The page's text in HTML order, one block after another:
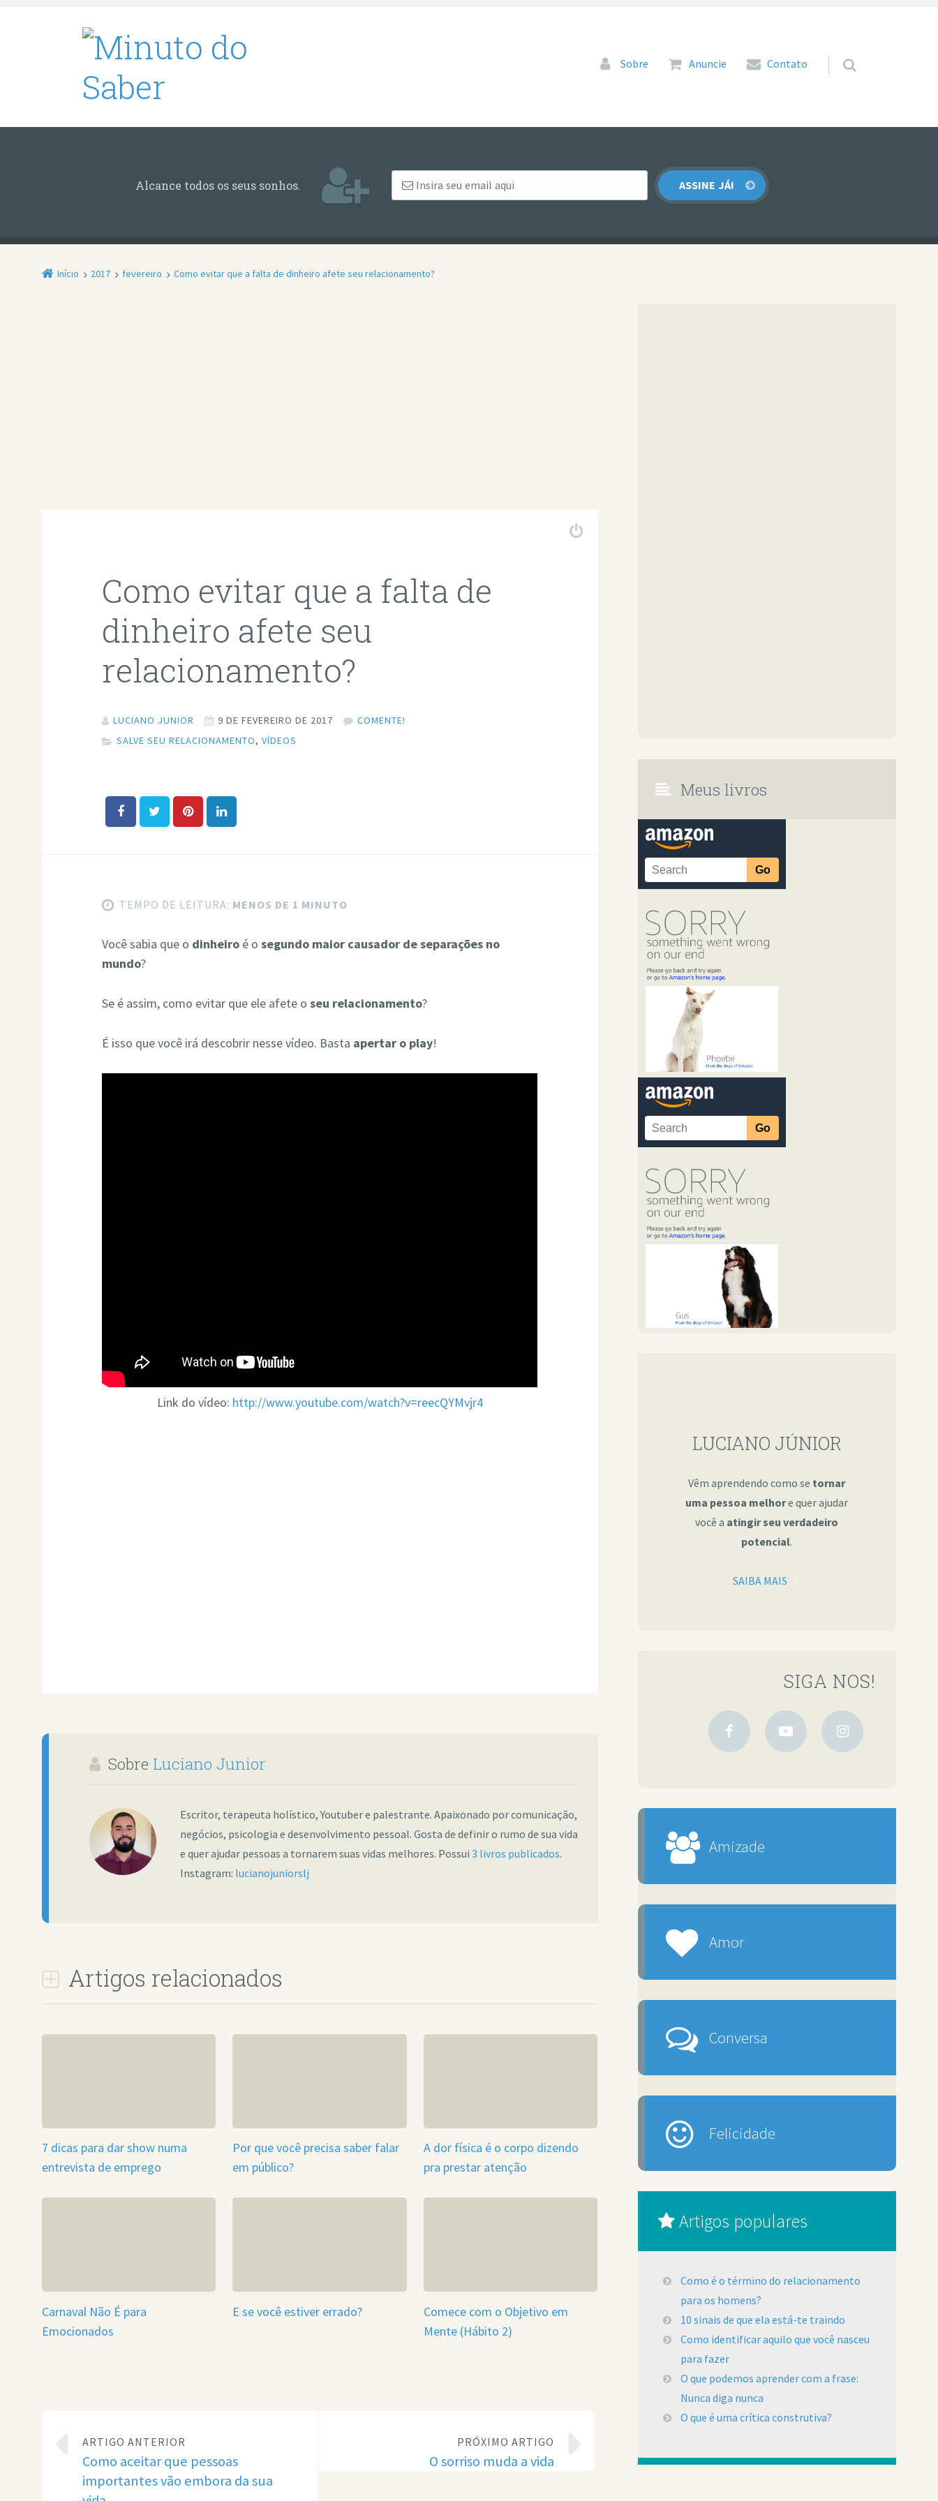
Pular para o conteúdo
Sobre Anuncie Contato
Alcance todos os seus sonhos.
Início 2017 fevereiro Como evitar que a falta de dinheiro afete seu relacionamento?
Como evitar que a falta de
dinheiro afete seu
relacionamento?
LUCIANO JUNIOR 9 DE FEVEREIRO DE 2017
COMENTE!
SALVE SEU RELACIONAMENTO,VÍDEOS
TEMPO DE LEITURA: MENOS DE 1 MINUTO
Você sabia que o dinheiro é osegundo maior causador de separações no
mundo?
Se é assim, como evitar que ele afete oseu relacionamento?
É isso que você irá descobrir nesse vídeo.​ Basta apertar o play!
Link do vídeo: http://www.youtube.com/watch?v=reecQYMvjr4
Sobre Luciano Junior
Escritor, terapeuta holístico, Youtuber e palestrante. Apaixonado por comunicação,
negócios, psicologia e desenvolvimento pessoal. Gosta de definir o rumo de sua vida
e quer ajudar pessoas a tornarem suas vidas melhores. Possui 3 livros publicados.
Instagram: lucianojuniorslj
Artigos relacionados
7 dicas para dar show numa
entrevista de emprego
Por que você precisa saber falar
em público?
A dor física é o corpo dizendo
pra prestar atenção
Carnaval Não É para
Emocionados
E se você estiver errado?
Comece com o Objetivo em
Mente (Hábito 2)
ARTIGO ANTERIOR
Como aceitar que pessoas
importantes vão embora da sua
PRÓXIMO ARTIGO
O sorriso muda a vida
Meus livros
LUCIANO JÚNIOR
Vêm aprendendo como se tornar
uma pessoa melhore quer ajudar
você a atingir seu verdadeiro
potencial.
SAIBA MAIS
SIGA NOS!
Amizade
Amor
Conversa
Felicidade
Artigos populares
Como é o término do relacionamento
para os homens?
10 sinais de que ela está-te traindo
Como identificar aquilo que você nasceu
para fazer
O que podemos aprender com a frase:
Nunca diga nunca
O que é uma crítica construtiva?